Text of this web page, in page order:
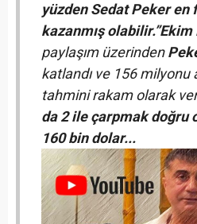
yüzden Sedat Peker en
kazanmış olabilir.”Ekim
paylaşım üzerinden
katlandı ve 156 milyonu
tahmini rakam olarak
da 2 ile çarpmak doğru
160 bin dolar...